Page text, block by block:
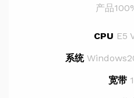
产品
CPU E5
系统
宽带